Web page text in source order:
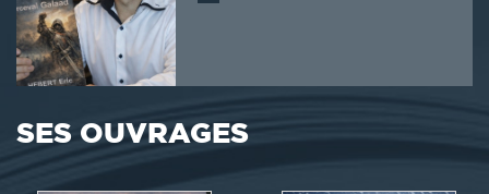
SES OUVRAGES